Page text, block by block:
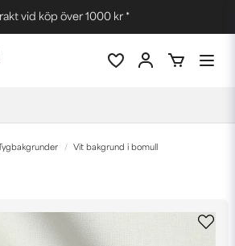
vid köp över 1000 kr *
Tygbakgrunder Vit bakgrund i bomull